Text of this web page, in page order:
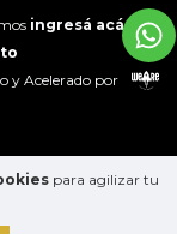
para agilizar tu
ingresá acá.
y Acelerado por